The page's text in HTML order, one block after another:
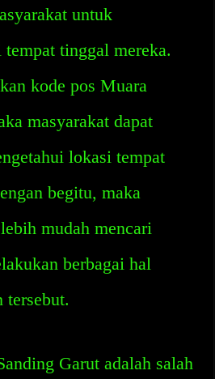
untuk
tinggal mereka.
kode pos Muara
masyarakat dapat
lokasi tempat
begitu, maka
mudah mencari
berbagai hal
Garut adalah salah